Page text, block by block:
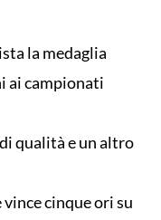
la medaglia
ai campionati
qualità e un altro
cinque ori su